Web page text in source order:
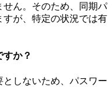
せん。そのため、同期パ
すが、特定の状況では有
か？
しないため、パスワー